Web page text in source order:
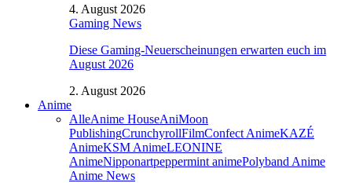
4. August 2026
Gaming News
Diese Gaming-Neuerscheinungen erwarten euch im
August 2026
2. August 2026
Anime
AlleAnime HouseAniMoon
PublishingCrunchyrollFilmConfect AnimeKAZÉ
AnimeKSM AnimeLEONINE
AnimeNipponartpeppermint animePolyband Anime
Anime News